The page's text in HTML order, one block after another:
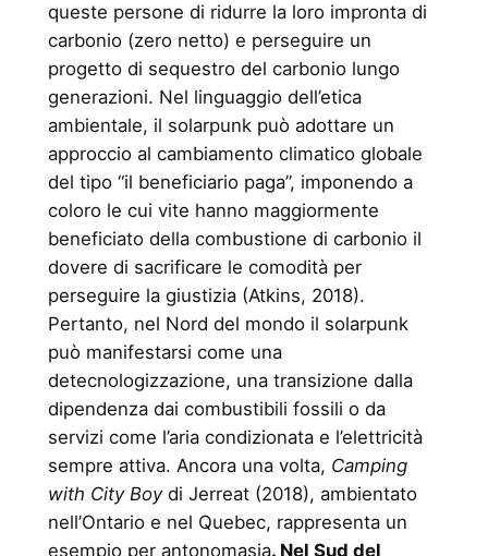
queste persone di ridurre la loro impronta di
carbonio (zero netto) e perseguire un
progetto di sequestro del carbonio lungo
generazioni. Nel linguaggio dell’etica
ambientale, il solarpunk può adottare un
approccio al cambiamento climatico globale
del tipo “il beneficiario paga”, imponendo a
coloro le cui vite hanno maggiormente
beneficiato della combustione di carbonio il
dovere di sacrificare le comodità per
perseguire la giustizia (Atkins, 2018).
Pertanto, nel Nord del mondo il solarpunk
può manifestarsi come una
detecnologizzazione, una transizione dalla
dipendenza dai combustibili fossili o da
servizi come l’aria condizionata e l’elettricità
sempre attiva. Ancora una volta, Camping
with City Boydi Jerreat (2018), ambientato
nell’Ontario e nel Quebec, rappresenta un
esempio per antonomasia. Nel Sud del